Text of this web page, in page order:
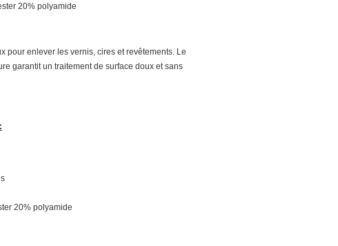
20% polyamide
pour enlever les vernis, cires et revêtements. Le
garantit un traitement de surface doux et sans
20% polyamide